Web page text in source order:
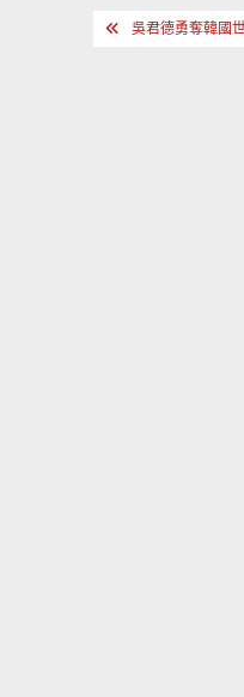
文 吳君德勇奪韓國